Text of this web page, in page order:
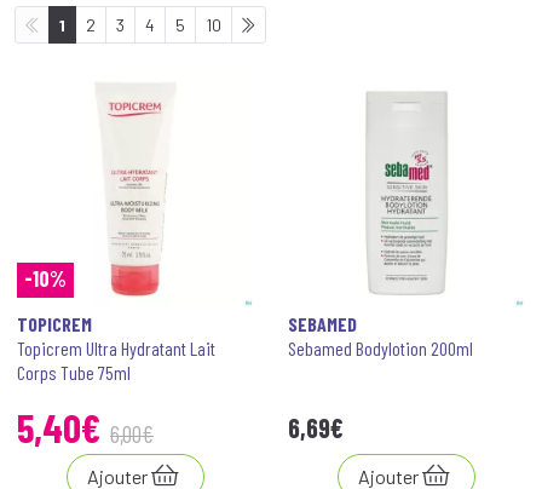
1 2 3 4 5 10
-10%
TOPICREM
Topicrem Ultra Hydratant Lait
Corps Tube 75ml
5,40€ 6,00€
Ajouter
SEBAMED
Sebamed Bodylotion 200ml
6,69€
Ajouter